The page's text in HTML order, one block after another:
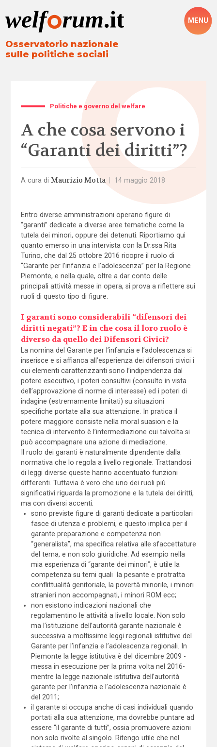
Osservatorio nazionale
sulle politiche sociali
MENU
Politiche e governo del welfare
A che cosa servono i
“Garanti dei diritti”?
A cura di Maurizio Motta 14 maggio 2018
Entro diverse amministrazioni operano figure di
“garanti” dedicate a diverse aree tematiche come la
tutela dei minori, oppure dei detenuti. Riportiamo qui
quanto emerso in una intervista con la Dr.ssa Rita
Turino, che dal 25 ottobre 2016 ricopre il ruolo di
“Garante per l’infanzia e l’adolescenza” per la Regione
Piemonte, e nella quale, oltre a dar conto delle
principali attività messe in opera, si prova a riflettere sui
ruoli di questo tipo di figure.
I garanti sono considerabili “difensori dei
diritti negati”? E in che cosa il loro ruolo è
diverso da quello dei Difensori Civici?
La nomina del Garante per l’infanzia e l’adolescenza si
inserisce e si affianca all’esperienza dei difensori civici i
cui elementi caratterizzanti sono l’indipendenza dal
potere esecutivo, i poteri consultivi (consulto in vista
dell’approvazione di norme di interesse) ed i poteri di
indagine (estremamente limitati) su situazioni
specifiche portate alla sua attenzione. In pratica il
potere maggiore consiste nella moral suasion e la
tecnica di intervento è l’intermediazione cui talvolta si
può accompagnare una azione di mediazione.
Il ruolo dei garanti è naturalmente dipendente dalla
normativa che lo regola a livello regionale. Trattandosi
di leggi diverse queste hanno accentuato funzioni
differenti. Tuttavia è vero che uno dei ruoli più
significativi riguarda la promozione e la tutela dei diritti,
ma con diversi accenti:
sono previste figure di garanti dedicate a particolari
fasce di utenza e problemi, e questo implica per il
garante preparazione e competenza non
“generalista”, ma specifica relativa alle sfaccettature
del tema, e non solo giuridiche. Ad esempio nella
mia esperienza di “garante dei minori”, è utile la
competenza su temi quali la pesante e protratta
conflittualità genitoriale, la povertà minorile, i minori
stranieri non accompagnati, i minori ROM ecc;
non esistono indicazioni nazionali che
regolamentino le attività a livello locale. Non solo
ma l’istituzione dell’autorità garante nazionale è
successiva a moltissime leggi regionali istitutive del
Garante per l’infanzia e l’adolescenza regionali. In
Piemonte la legge istitutiva è del dicembre 2009 -
messa in esecuzione per la prima volta nel 2016-
mentre la legge nazionale istitutiva dell’autorità
garante per l’infanzia e l’adolescenza nazionale è
del 2011;
il garante si occupa anche di casi individuali quando
portati alla sua attenzione, ma dovrebbe puntare ad
essere “il garante di tutti”, ossia promuovere azioni
non solo rivolte al singolo. Ritengo utile che nel